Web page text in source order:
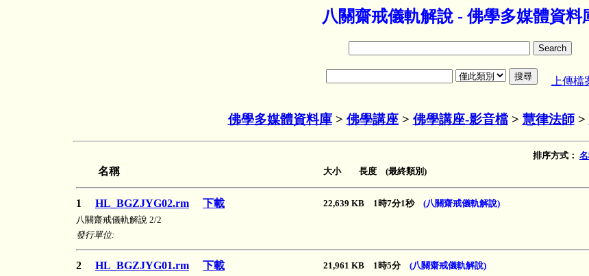
八關齋戒儀軌解說 - 佛學多媒體資料
上傳檔
佛學多媒體資料庫> 佛學講座> 佛學講座-影音檔> 慧律法師>
排序方式：
名稱 大小 長度 (最終類別)
1 HL_BGZJYG02.rm 下載 22,639 KB 1時7分1秒 (八關齋戒儀軌解說)
八關齋戒儀軌解說 2/2
發行單位:
2 HL_BGZJYG01.rm 下載 21,961 KB 1時5分 (八關齋戒儀軌解說)